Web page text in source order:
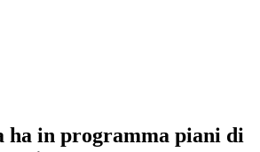
ha in programma piani di